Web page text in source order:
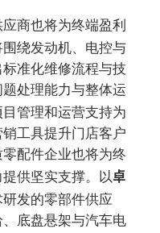
商也将为终端盈利
围绕发动机、电控与
准化维修流程与技
处理能力与整体运
管理和运营支持为
工具提升门店客户
配件企业也将为终
供坚实支撑。以卓
发的零部件供应
底盘悬架与汽车电